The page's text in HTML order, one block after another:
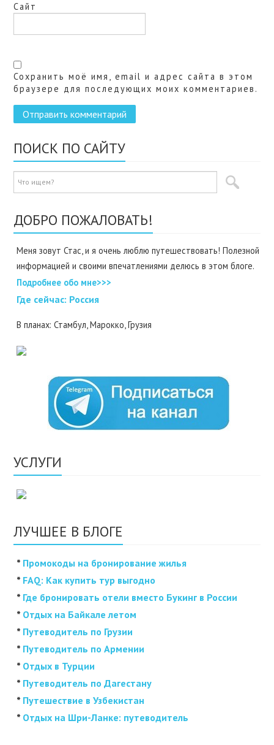
Сайт
Сохранить моё имя, email и адрес сайта в этом
браузере для последующих моих комментариев.
ПОИСК ПО САЙТУ
ДОБРО ПОЖАЛОВАТЬ!
Меня зовут Стас, и я очень люблю путешествовать! Полезной
информацией и своими впечатлениями делюсь в этом блоге.
Подробнее обо мне>>>
Где cейчас: Россия
В планах: Стамбул, Марокко, Грузия
УСЛУГИ
ЛУЧШЕЕ В БЛОГЕ
* Промокоды на бронирование жилья
* FAQ: Как купить тур выгодно
* Где бронировать отели вместо Букинг в России
* Отдых на Байкале летом
* Путеводитель по Грузии
* Путеводитель по Армении
* Отдых в Турции
* Путеводитель по Дагестану
* Путешествие в Узбекистан
* Отдых на Шри-Ланке: путеводитель